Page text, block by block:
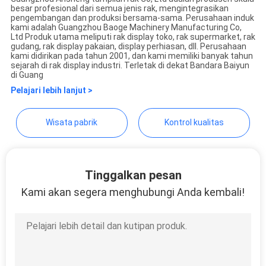
Guangzhou Ansheng Display
Shelves Co.,Ltd
besar profesional dari semua jenis rak, mengintegrasikan
pengembangan dan produksi bersama-sama. Perusahaan induk
kami adalah Guangzhou Baoge Machinery Manufacturing Co,
Ltd Produk utama meliputi rak display toko, rak supermarket, rak
gudang, rak display pakaian, display perhiasan, dll. Perusahaan
kami didirikan pada tahun 2001, dan kami memiliki banyak tahun
sejarah di rak display industri. Terletak di dekat Bandara Baiyun
di Guang
Pelajari lebih lanjut >
Wisata pabrik Kontrol kualitas
Tinggalkan pesan
Kami akan segera menghubungi Anda kembali!